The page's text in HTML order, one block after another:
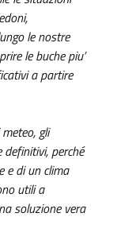
le nostre
le buche piu’
a partire
gli
perché
e di un clima
utili a
soluzione vera